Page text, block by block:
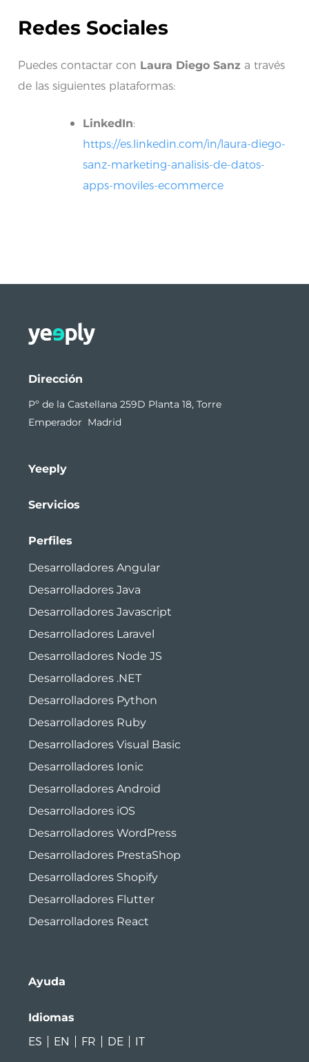
Redes Sociales
Puedes contactar con Laura Diego Sanz a través
de las siguientes plataformas:
LinkedIn:
https://es.linkedin.com/in/laura-diego-
sanz-marketing-analisis-de-datos-
apps-moviles-ecommerce
Dirección
Pº de la Castellana 259D Planta 18, Torre
Emperador Madrid
Yeeply
Servicios
Perfiles
Desarrolladores Angular
Desarrolladores Java
Desarrolladores Javascript
Desarrolladores Laravel
Desarrolladores Node JS
Desarrolladores .NET
Desarrolladores Python
Desarrolladores Ruby
Desarrolladores Visual Basic
Desarrolladores Ionic
Desarrolladores Android
Desarrolladores iOS
Desarrolladores WordPress
Desarrolladores PrestaShop
Desarrolladores Shopify
Desarrolladores Flutter
Desarrolladores React
Ayuda
Idiomas
ES
EN FR DE IT